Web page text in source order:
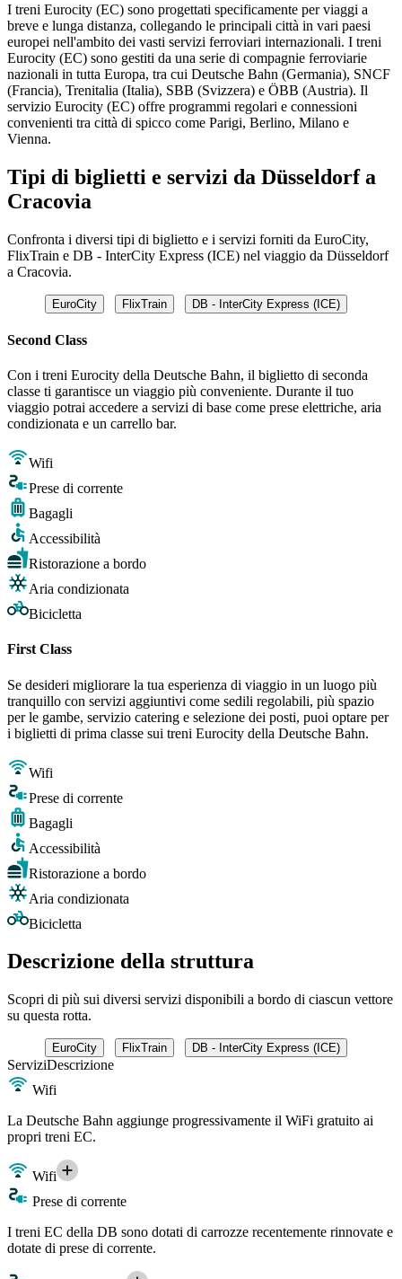
I treni Eurocity (EC) sono progettati specificamente per viaggi a
breve e lunga distanza, collegando le principali città in vari paesi
europei nell'ambito dei vasti servizi ferroviari internazionali. I treni
Eurocity (EC) sono gestiti da una serie di compagnie ferroviarie
nazionali in tutta Europa, tra cui Deutsche Bahn (Germania), SNCF
(Francia), Trenitalia (Italia), SBB (Svizzera) e ÖBB (Austria). Il
servizio Eurocity (EC) offre programmi regolari e connessioni
convenienti tra città di spicco come Parigi, Berlino, Milano e
Vienna.
Tipi di biglietti e servizi da Düsseldorf a
Cracovia
Confronta i diversi tipi di biglietto e i servizi forniti da EuroCity,
FlixTrain e DB - InterCity Express (ICE) nel viaggio da Düsseldorf
a Cracovia.
EuroCity FlixTrain DB - InterCity Express (ICE)
Second Class
Con i treni Eurocity della Deutsche Bahn, il biglietto di seconda
classe ti garantisce un viaggio più conveniente. Durante il tuo
viaggio potrai accedere a servizi di base come prese elettriche, aria
condizionata e un carrello bar.
Wifi
Prese di corrente
Bagagli
Accessibilità
Ristorazione a bordo
Aria condizionata
Bicicletta
First Class
Se desideri migliorare la tua esperienza di viaggio in un luogo più
tranquillo con servizi aggiuntivi come sedili regolabili, più spazio
per le gambe, servizio catering e selezione dei posti, puoi optare per
i biglietti di prima classe sui treni Eurocity della Deutsche Bahn.
Wifi
Prese di corrente
Bagagli
Accessibilità
Ristorazione a bordo
Aria condizionata
Bicicletta
Descrizione della struttura
Scopri di più sui diversi servizi disponibili a bordo di ciascun vettore
su questa rotta.
EuroCity FlixTrain DB - InterCity Express (ICE)
ServiziDescrizione
Wifi
La Deutsche Bahn aggiunge progressivamente il WiFi gratuito ai
propri treni EC.
Wifi
Prese di corrente
I treni EC della DB sono dotati di carrozze recentemente rinnovate e
dotate di prese di corrente.